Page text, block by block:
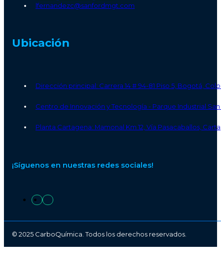
lfernandezc@sanfordmgt.com
Ubicación
Dirección principal: Carrera 14 # 94-81 Piso 5, Bogotá,
Centro de Innovación y Tecnología - Parque Industrial
Planta Cartagena: Mamonal Km 12, Vía Pasacaballos,
¡Síguenos en nuestras redes sociales!
© 2025 CarboQuímica. Todos los derechos reservados.